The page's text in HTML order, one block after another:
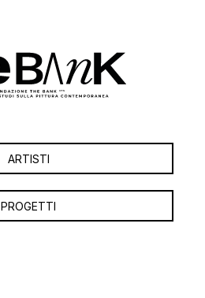
ARTISTI
PROGETTI